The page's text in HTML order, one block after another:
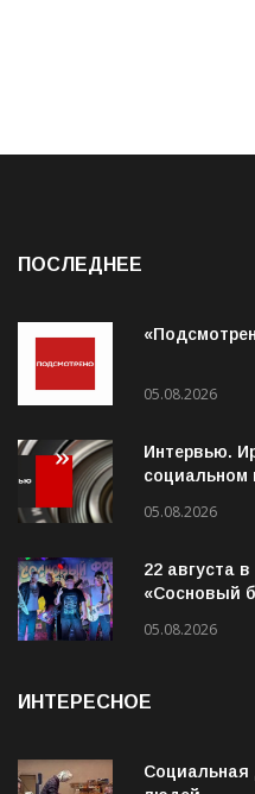
05.08.2026
Интервью.
05.08.2026
22 августа в